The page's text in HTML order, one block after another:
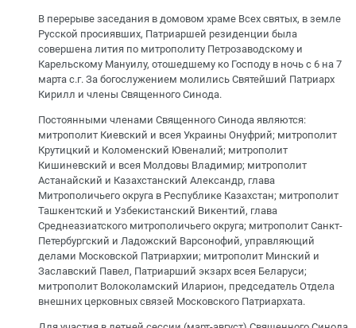
В перерыве заседания в домовом храме Всех святых, в земле
Русской просиявших, Патриаршей резиденции была
совершена лития по митрополиту Петрозаводскому и
Карельскому Мануилу, отошедшему ко Господу в ночь с 6 на 7
марта с.г. За богослужением молились Святейший Патриарх
Кирилл и члены Священного Синода.
Постоянными членами Священного Синода являются:
митрополит Киевский и всея Украины Онуфрий; митрополит
Крутицкий и Коломенский Ювеналий; митрополит
Кишиневский и всея Молдовы Владимир; митрополит
Астанайский и Казахстанский Александр, глава
Митрополичьего округа в Республике Казахстан; митрополит
Ташкентский и Узбекистанский Викентий, глава
Среднеазиатского митрополичьего округа; митрополит Санкт-
Петербургский и Ладожский Варсонофий, управляющий
делами Московской Патриархии; митрополит Минский и
Заславский Павел, Патриарший экзарх всея Беларуси;
митрополит Волоколамский Иларион, председатель Отдела
внешних церковных связей Московского Патриархата.